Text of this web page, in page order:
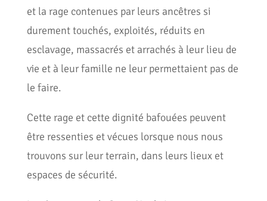
et la rage contenues par leurs ancêtres si
durement touchés, exploités, réduits en
esclavage, massacrés et arrachés à leur lieu de
vie et à leur famille ne leur permettaient pas de
le faire.
Cette rage et cette dignité bafouées peuvent
être ressenties et vécues lorsque nous nous
trouvons sur leur terrain, dans leurs lieux et
espaces de sécurité.